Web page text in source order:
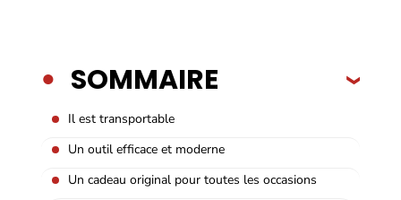
SOMMAIRE
Il est transportable
Un outil efficace et moderne
Un cadeau original pour toutes les occasions